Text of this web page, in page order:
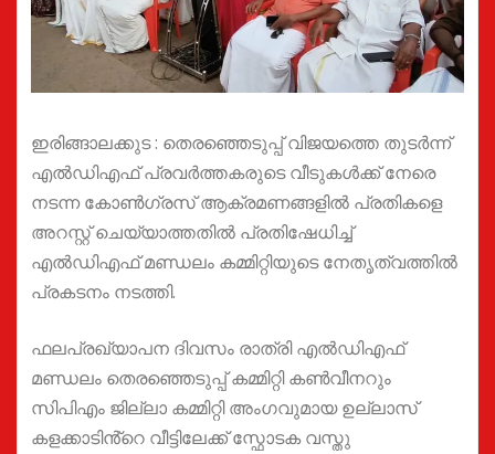
ഇരിങ്ങാലക്കുട : തെരഞ്ഞെടുപ്പ് വിജയത്തെ തുടർന്ന്
എൽഡിഎഫ് പ്രവർത്തകരുടെ വീടുകൾക്ക് നേരെ
നടന്ന കോൺഗ്രസ് ആക്രമണങ്ങളിൽ പ്രതികളെ
അറസ്റ്റ് ചെയ്യാത്തതിൽ പ്രതിഷേധിച്ച്
എൽഡിഎഫ് മണ്ഡലം കമ്മിറ്റിയുടെ നേതൃത്വത്തിൽ
പ്രകടനം നടത്തി.
ഫലപ്രഖ്യാപന ദിവസം രാത്രി എൽഡിഎഫ്
മണ്ഡലം തെരഞ്ഞെടുപ്പ് കമ്മിറ്റി കൺവീനറും
സിപിഎം ജില്ലാ കമ്മിറ്റി അംഗവുമായ ഉല്ലാസ്
കളക്കാടിൻ്റെ വീട്ടിലേക്ക് സ്ഫോടക വസ്തു